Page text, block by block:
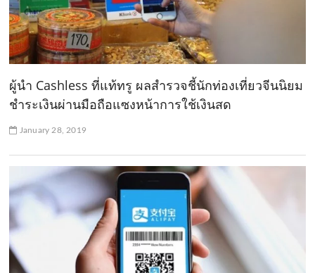
ผู้นำ Cashless ที่แท้ทรู ผลสำรวจชี้นักท่องเที่ยวจีนนิยม
ชำระเงินผ่านมือถือแซงหน้าการใช้เงินสด
January 28, 2019